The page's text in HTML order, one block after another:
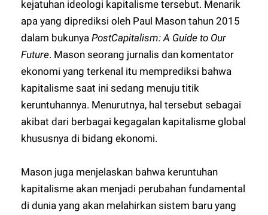
kejatuhan ideologi kapitalisme tersebut. Menarik
apa yang diprediksi oleh Paul Mason tahun 2015
dalam bukunyaPostCapitalism: A Guide to Our
Future. Mason seorang jurnalis dan komentator
ekonomi yang terkenal itu memprediksi bahwa
kapitalisme saat ini sedang menuju titik
keruntuhannya. Menurutnya, hal tersebut sebagai
akibat dari berbagai kegagalan kapitalisme global
khususnya di bidang ekonomi.
Mason juga menjelaskan bahwa keruntuhan
kapitalisme akan menjadi perubahan fundamental
di dunia yang akan melahirkan sistem baru yang